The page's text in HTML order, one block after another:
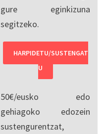
gure eginkizuna
segitzeko.
HARPIDETU/SUSTENGAT
U
50€/eusko edo
gehiagoko edozein
sustengurentzat,